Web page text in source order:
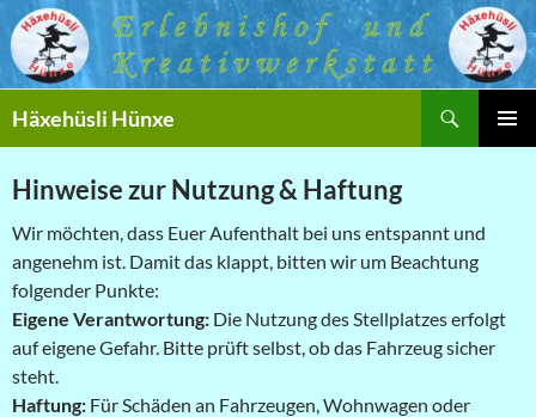
Zum
Inhalt
springen
Häxehüsli Hünxe
Hinweise zur Nutzung & Haftung
Wir möchten, dass Euer Aufenthalt bei uns entspannt und
angenehm ist. Damit das klappt, bitten wir um Beachtung
folgender Punkte:
Eigene Verantwortung: Die Nutzung des Stellplatzes erfolgt
auf eigene Gefahr. Bitte prüft selbst, ob das Fahrzeug sicher
steht.
Haftung: Für Schäden an Fahrzeugen, Wohnwagen oder